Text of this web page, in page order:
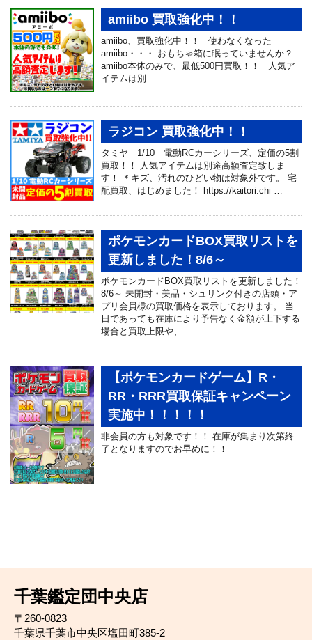
amiibo 買取強化中！！
amiibo、買取強化中！！ 使わなくなった
amiibo・・・ おもちゃ箱に眠っていませんか？
amiibo本体のみで、最低500円買取！！ 人気ア
イテムは別 …
ラジコン 買取強化中！！
タミヤ 1/10 電動RCカーシリーズ、定価の5割
買取！！ 人気アイテムは別途高額査定致しま
す！ ＊キズ、汚れのひどい物は対象外です。 宅
配買取、はじめました！ https://kaitori.chi …
ポケモンカードBOX買取リストを
更新しました！8/6～
ポケモンカードBOX買取リストを更新しました！
8/6～ 未開封・美品・シュリンク付きの店頭・ア
プリ会員様の買取価格を表示しております。 当
日であっても在庫により予告なく金額が上下する
場合と買取上限や、 …
【ポケモンカードゲーム】R・
RR・RRR買取保証キャンペーン
実施中！！！！！
非会員の方も対象です！！ 在庫が集まり次第終
了となりますのでお早めに！！
千葉鑑定団中央店
〒260-0823
千葉県千葉市中央区塩田町385-2